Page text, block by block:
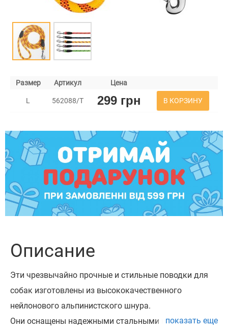
Размер Артикул Цена
L 562088/Т 299 грн В КОРЗИНУ
Описание
Эти чрезвычайно прочные и стильные поводки для
собак изготовлены из высококачественного
нейлонового альпинистского шнура.
Они оснащены надежными стальными карабинами и
показать еще